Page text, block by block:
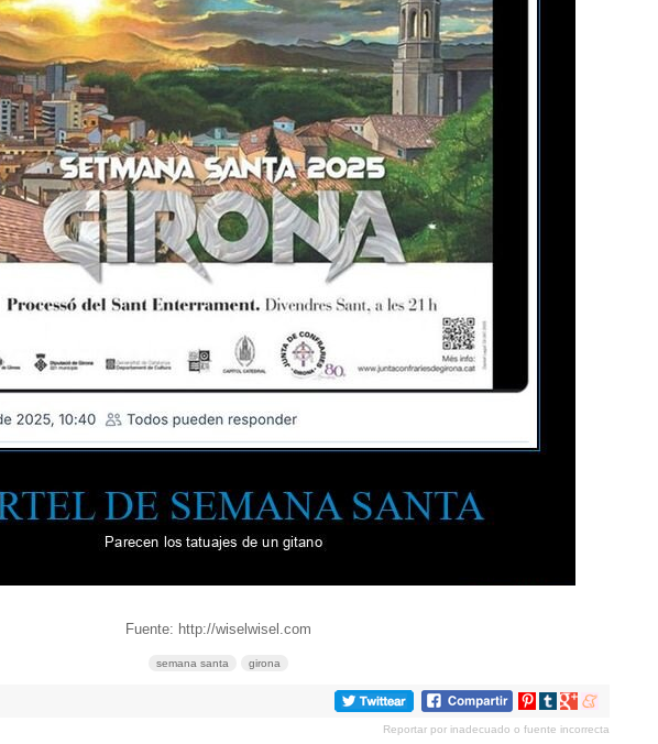
Fuente: http://wiselwisel.com
semana santa girona
Compartir
Pinterest
Compartir
tumblr
Compartir
Google+
Compartir
meneame
Reportar por inadecuado o fuente incorrecta